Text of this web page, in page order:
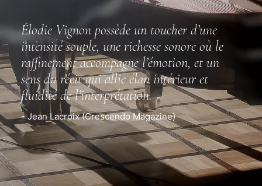
Élodie Vignon possède un toucher d’une
intensité souple, une richesse sonore où le
raffinement accompagne l’émotion, et un
sens du récit qui allie élan intérieur et
fluidité de l’interprétation.
- Jean Lacroix (Crescendo Magazine)